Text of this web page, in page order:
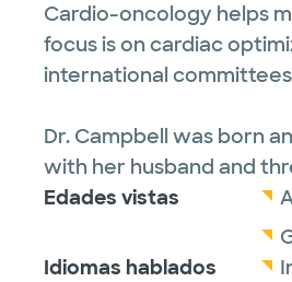
Cardio-oncology helps
focus is on cardiac
international
Dr. Campbell was born
with her husband and
Edades vistas
Idiomas hablados